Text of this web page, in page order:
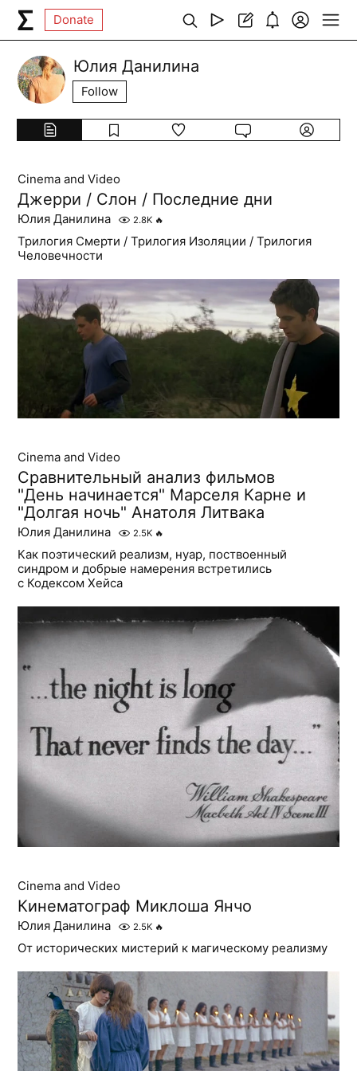
Donate
Юлия Данилина
Follow
Cinema and Video
Джерри / Слон / Последние дни
Юлия Данилина 2.8K 🔥
Трилогия Смерти / Трилогия Изоляции / Трилогия
Человечности
Cinema and Video
Сравнительный анализ фильмов
"День начинается" Марселя Карне и
"Долгая ночь" Анатоля Литвака
Юлия Данилина 2.5K 🔥
Как поэтический реализм, нуар, поствоенный
синдром и добрые намерения встретились
с Кодексом Хейса
Cinema and Video
Кинематограф Миклоша Янчо
Юлия Данилина 2.5K 🔥
От исторических мистерий к магическому реализму